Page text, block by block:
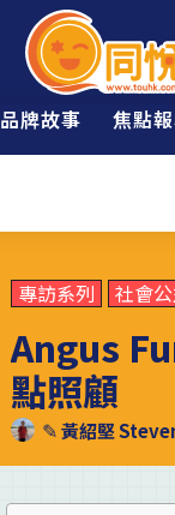
品牌故事 焦點
專訪系列 社會
Angus
點照顧
✎黃紹堅